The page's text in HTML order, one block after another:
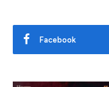
Facebook